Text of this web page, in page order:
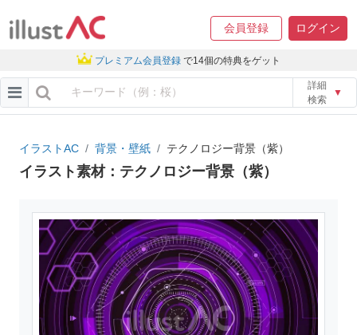
会員登録 ログイン
プレミアム会員登録 で14個の特典をゲット
詳細
検索
▼
イラストAC 背景・壁紙 テクノロジー背景（紫）
イラスト素材：テクノロジー背景（紫）